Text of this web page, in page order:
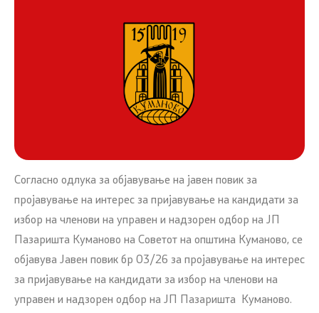
Согласно одлука за објавување на јавен повик за
пројавување на интерес за пријавување на кандидати за
избор на членови на управен и надзорен одбор на ЈП
Пазаришта Куманово на Советот на општина Куманово, се
објавува Јавен повик бр 03/26 за пројавување на интерес
за пријавување на кандидати за избор на членови на
управен и надзорен одбор на ЈП Пазаришта Куманово.